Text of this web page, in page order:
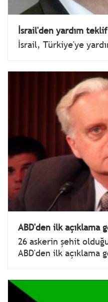
İsrail'den yardım
İsrail, Türkiye'ye
ABD'den ilk açıklama
26 askerin şehit
ABD'den ilk açıklama